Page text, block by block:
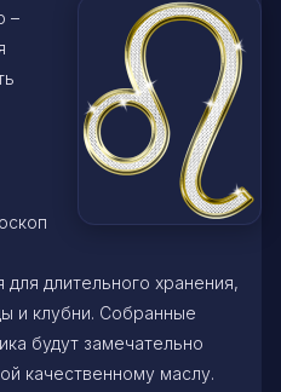
–
длительного хранения,
и клубни. Собранные
будут замечательно
качественному маслу.